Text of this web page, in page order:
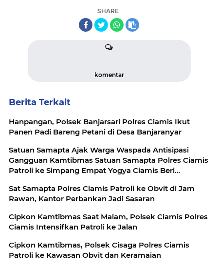
SHARE
komentar
Berita Terkait
Hanpangan, Polsek Banjarsari Polres Ciamis Ikut
Panen Padi Bareng Petani di Desa Banjaranyar
Satuan Samapta Ajak Warga Waspada Antisipasi
Gangguan Kamtibmas Satuan Samapta Polres Ciamis
Patroli ke Simpang Empat Yogya Ciamis Beri
Samapta Polres Ciamis Beri Himbauan Kamtibmas ke
Warga
Sat Samapta Polres Ciamis Patroli ke Obvit di Jam
Rawan, Kantor Perbankan Jadi Sasaran
Cipkon Kamtibmas Saat Malam, Polsek Ciamis Polres
Ciamis Intensifkan Patroli ke Jalan
Cipkon Kamtibmas, Polsek Cisaga Polres Ciamis
Patroli ke Kawasan Obvit dan Keramaian